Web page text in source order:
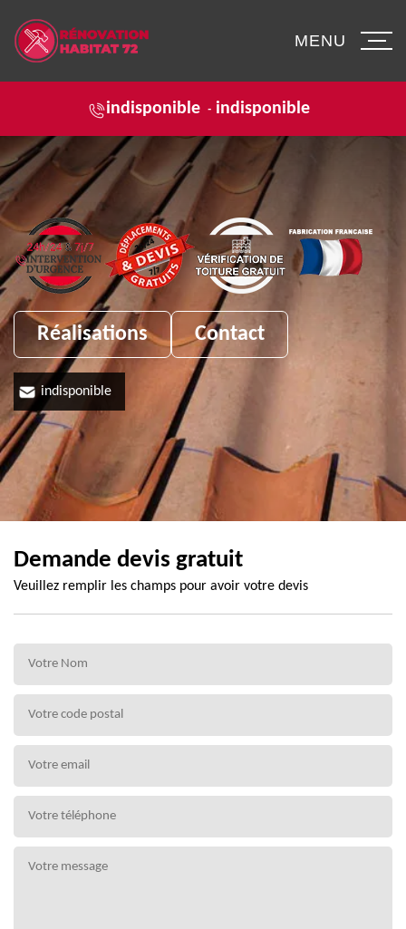
indisponible - indisponible
MENU
Réalisations Contact
indisponible
Demande devis gratuit
Veuillez remplir les champs pour avoir votre devis